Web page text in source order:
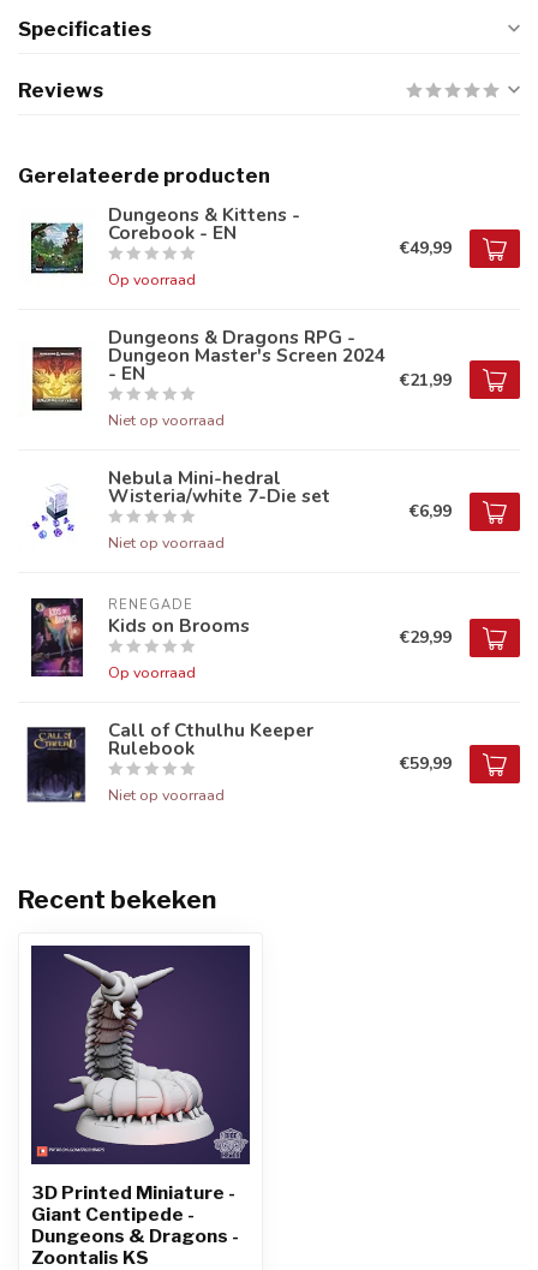
Specificaties
Reviews
Gerelateerde producten
Dungeons & Kittens -
Corebook - EN
Op voorraad
€49,99
Dungeons & Dragons RPG -
Dungeon Master's Screen 2024
- EN
Niet op voorraad
€21,99
Nebula Mini-hedral
Wisteria/white 7-Die set
Niet op voorraad
€6,99
RENEGADE
Kids on Brooms
Op voorraad
€29,99
Call of Cthulhu Keeper
Rulebook
Niet op voorraad
€59,99
Recent bekeken
3D Printed Miniature -
Giant Centipede -
Dungeons & Dragons -
Zoontalis KS